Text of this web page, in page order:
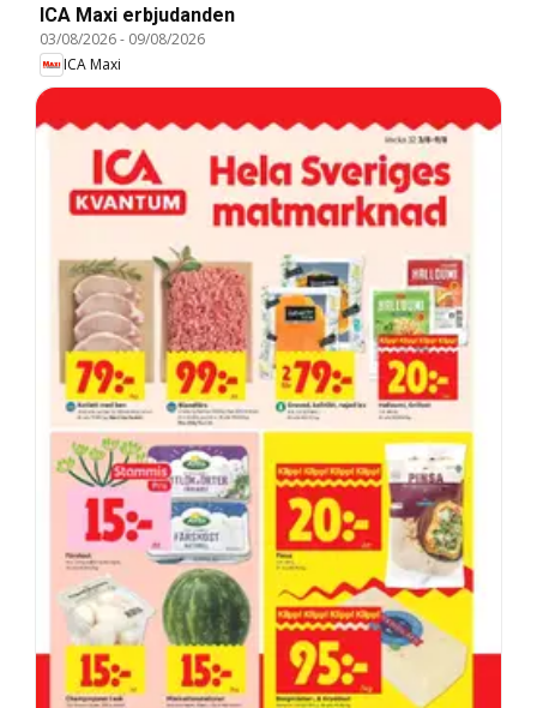
ICA Maxi erbjudanden
03/08/2026- 09/08/2026
ICA Maxi